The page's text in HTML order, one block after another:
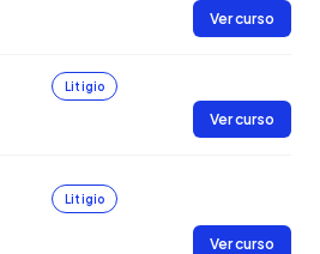
Ver curso
Litigio
Ver curso
Litigio
Ver curso